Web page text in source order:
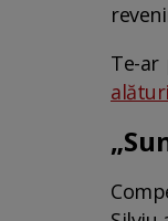
Te-ar